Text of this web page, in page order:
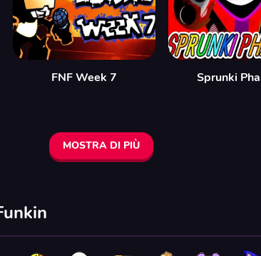
FNF Week 7 Sprunki
MOSTRA DI PIÙ